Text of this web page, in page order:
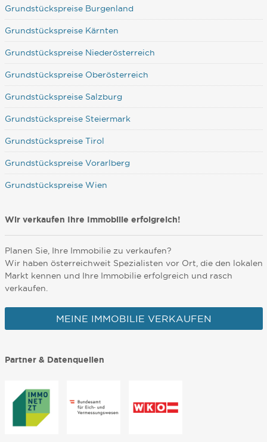
Grundstückspreise Burgenland
Grundstückspreise Kärnten
Grundstückspreise Niederösterreich
Grundstückspreise Oberösterreich
Grundstückspreise Salzburg
Grundstückspreise Steiermark
Grundstückspreise Tirol
Grundstückspreise Vorarlberg
Grundstückspreise Wien
Wir verkaufen Ihre Immobilie erfolgreich!
Planen Sie, Ihre Immobilie zu verkaufen?
Wir haben österreichweit Spezialisten vor Ort, die den lokalen
Markt kennen und Ihre Immobilie erfolgreich und rasch
verkaufen.
MEINE IMMOBILIE VERKAUFEN
Partner & Datenquellen